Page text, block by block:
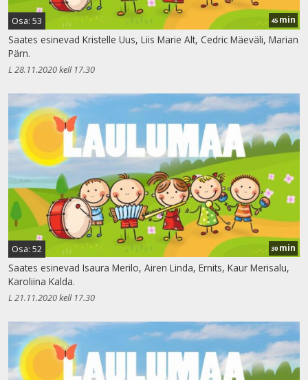
Osa: 53 45 min
Saates esinevad Kristelle Uus, Liis Marie Alt, Cedric Mäeväli, Marian
Pärn.
L 28.11.2020 kell 17.30
Osa: 52 30 min
Saates esinevad Isaura Merilo, Airen Linda, Ernits, Kaur Merisalu,
Karoliina Kalda.
L 21.11.2020 kell 17.30